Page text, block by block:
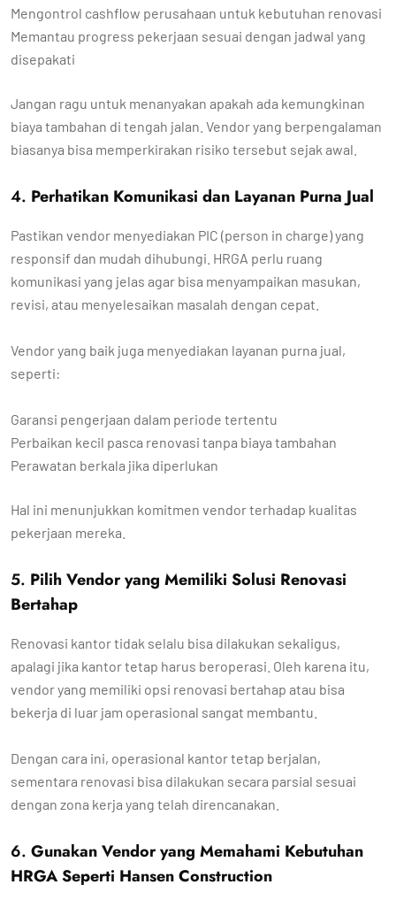
Mengontrol cashflow perusahaan untuk kebutuhan renovasi
Memantau progress pekerjaan sesuai dengan jadwal yang
disepakati
Jangan ragu untuk menanyakan apakah ada kemungkinan
biaya tambahan di tengah jalan. Vendor yang berpengalaman
biasanya bisa memperkirakan risiko tersebut sejak awal.
4. Perhatikan Komunikasi dan Layanan Purna Jual
Pastikan vendor menyediakan PIC (person in charge) yang
responsif dan mudah dihubungi. HRGA perlu ruang
komunikasi yang jelas agar bisa menyampaikan masukan,
revisi, atau menyelesaikan masalah dengan cepat.
Vendor yang baik juga menyediakan layanan purna jual,
seperti:
Garansi pengerjaan dalam periode tertentu
Perbaikan kecil pasca renovasi tanpa biaya tambahan
Perawatan berkala jika diperlukan
Hal ini menunjukkan komitmen vendor terhadap kualitas
pekerjaan mereka.
5. Pilih Vendor yang Memiliki Solusi Renovasi
Bertahap
Renovasi kantor tidak selalu bisa dilakukan sekaligus,
apalagi jika kantor tetap harus beroperasi. Oleh karena itu,
vendor yang memiliki opsi renovasi bertahap atau bisa
bekerja di luar jam operasional sangat membantu.
Dengan cara ini, operasional kantor tetap berjalan,
sementara renovasi bisa dilakukan secara parsial sesuai
dengan zona kerja yang telah direncanakan.
6. Gunakan Vendor yang Memahami Kebutuhan
HRGA Seperti Hansen Construction